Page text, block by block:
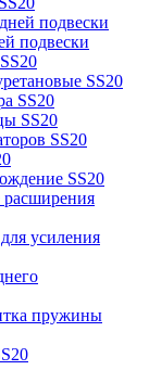
подвески
подвески
SS20
SS20
SS20
SS20
SS20
расширения
усиления
пружины